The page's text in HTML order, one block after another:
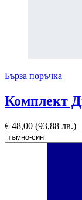
Бърза поръчка
Комплект
€ 48,00 (93,88 лв.)